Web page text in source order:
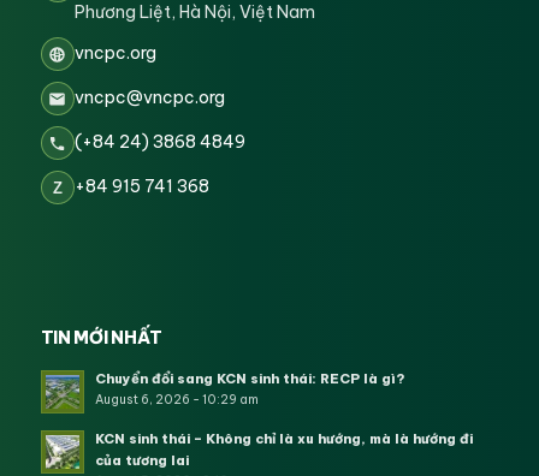
Phương Liệt, Hà Nội, Việt Nam
vncpc.org
vncpc@vncpc.org
(+84 24) 3868 4849
Z +84 915 741 368
TIN MỚI NHẤT
Chuyển đổi sang KCN sinh thái: RECP là gì?
August 6, 2026 - 10:29 am
KCN sinh thái – Không chỉ là xu hướng, mà là hướng đi
của tương lai